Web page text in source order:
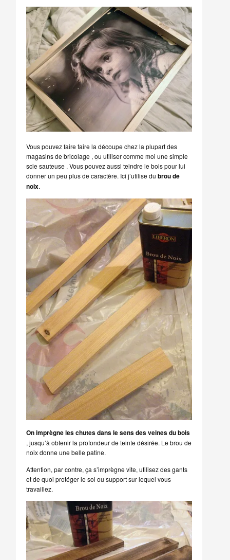
Vous pouvez faire faire la découpe chez la plupart des
magasins de bricolage , ou utiliser comme moi une simple
scie sauteuse . Vous pouvez aussi teindre le bois pour lui
donner un peu plus de caractère. Ici j’utilise du brou de
noix.
On imprègne les chutes dans le sens des veines du bois
, jusqu’à obtenir la profondeur de teinte désirée. Le brou de
noix donne une belle patine.
Attention, par contre, ça s’imprègne vite, utilisez des gants
et de quoi protéger le sol ou support sur lequel vous
travaillez.